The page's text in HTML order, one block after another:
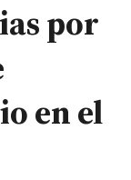
por
en el